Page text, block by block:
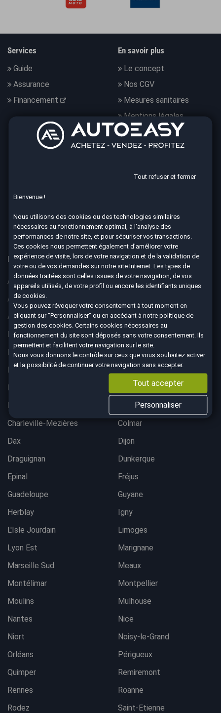
Services
Guide
Assurance
Financement
En savoir plus
Le concept
Nos CGV
Mesures sanitaires
Mentions légales
Données personnelles
4.7
8590 avis Google
Nos 67 agences à votre service dans toute la France
Aix-en-Provence
Ajaccio
Albertville
Angoulême
Aurillac
Belfort
Bergerac
Besançon
Bordeaux lac
Bordeaux Mérignac
Bougival
Bourgoin-Jallieu
Brest
Brive-La-Gaillarde
Chalon-sur-Saône
Charleville-Mezières
Colmar
Dax
Dijon
Draguignan
Dunkerque
Epinal
Fréjus
Guadeloupe
Guyane
Herblay
Igny
L'Isle Jourdain
Limoges
Lyon Est
Marignane
Marseille Sud
Meaux
Montélimar
Montpellier
Moulins
Mulhouse
Nantes
Nice
Niort
Noisy-le-Grand
Orléans
Périgueux
Quimper
Remiremont
Rennes
Roanne
Rodez
Saint-Etienne
Tout refuser et fermer
Bienvenue !
Nous utilisons des cookies ou des technologies similaires
nécessaires au fonctionnement optimal, à l'analyse des
performances de notre site, et pour sécuriser vos transactions.
Ces cookies nous permettent également d'améliorer votre
expérience de visite, lors de votre navigation et de la validation de
votre ou de vos demandes sur notre site Internet. Les types de
données traitées sont celles issues de votre navigation, de vos
appareils utilisés, de votre profil ou encore les identifiants uniques
de cookies.
Vous pouvez révoquer votre consentement à tout moment en
cliquant sur "Personnaliser" ou en accédant à notrepolitique de
gestion des cookies . Certains cookies nécessaires au
fonctionnement du site sont déposés sans votre consentement. Ils
permettent et facilitent votre navigation sur le site.
Nous vous donnons le contrôle sur ceux que vous souhaitez activer
et la possibilité de continuer votre navigation sans accepter.
Tout accepter
Personnaliser